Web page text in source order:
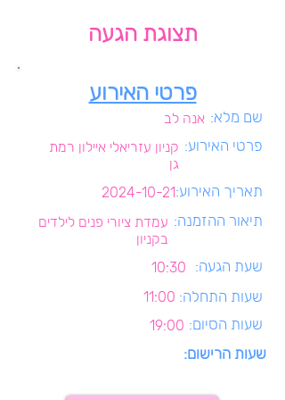
תצוגת הגעה
פרטי האירוע
אנה לב שם מלא:
קניון עזריאלי איילון רמת
גן
פרטי האירוע:
2024-10-21תאריך האירוע:
עמדת ציורי פנים לילדים
בקניון
תיאור ההזמנה:
10:30 שעת הגעה:
11:00 שעות התחלה:
19:00 שעות הסיום:
שעות הרישום: